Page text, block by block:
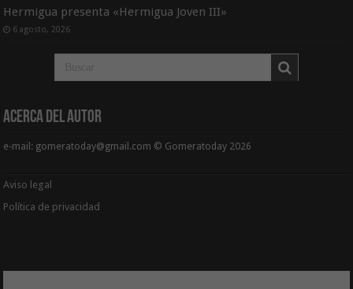
Hermigua presenta «Hermigua Joven III»
6 agosto, 2026
Acerca del Autor
e-mail: gomeratoday@gmail.com © Gomeratoday 2026
Aviso legal
Política de privacidad